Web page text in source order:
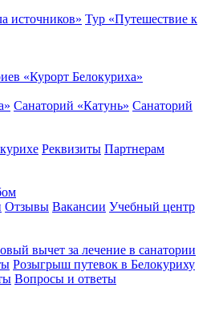
источников» Тур «Путешествие к
«Курорт Белокуриха»
Санаторий «Катунь» Санаторий
Реквизиты Партнерам
Отзывы Вакансии Учебный центр
вычет за лечение в санатории
Розыгрыш путевок в Белокуриху
Вопросы и ответы